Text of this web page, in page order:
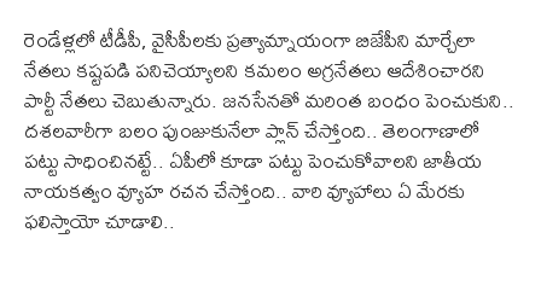
రెండేళ్లలో టీడీపీ, వైసీపీలకు ప్రత్యామ్నాయంగా బిజేపీని మార్చేలా
నేతలు కష్టపడి పనిచెయ్యాలని కమలం అగ్రనేతలు ఆదేశించారని
పార్టీ నేతలు చెబుతున్నారు. జనసేనతో మరింత బంధం పెంచుకుని..
దశలవారీగా బలం పుంజుకునేలా ప్లాన్ చేస్తోంది.. తెలంగాణాలో
పట్టు సాధించినట్టే.. ఏపీలో కూడా పట్టు పెంచుకోవాలని జాతీయ
నాయకత్వం వ్యూహ రచన చేస్తోంది.. వారి వ్యూహాలు ఏ మేరకు
ఫలిస్తాయో చూడాలి..